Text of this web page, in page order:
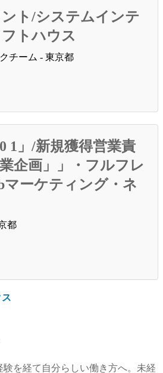
ト/システムインテ
トハウス
チーム - 東京都
1」/新規獲得営業責
企画」」・フルフレ
マーケティング・ネ
都
験を経て自分らしい働き方へ。未経